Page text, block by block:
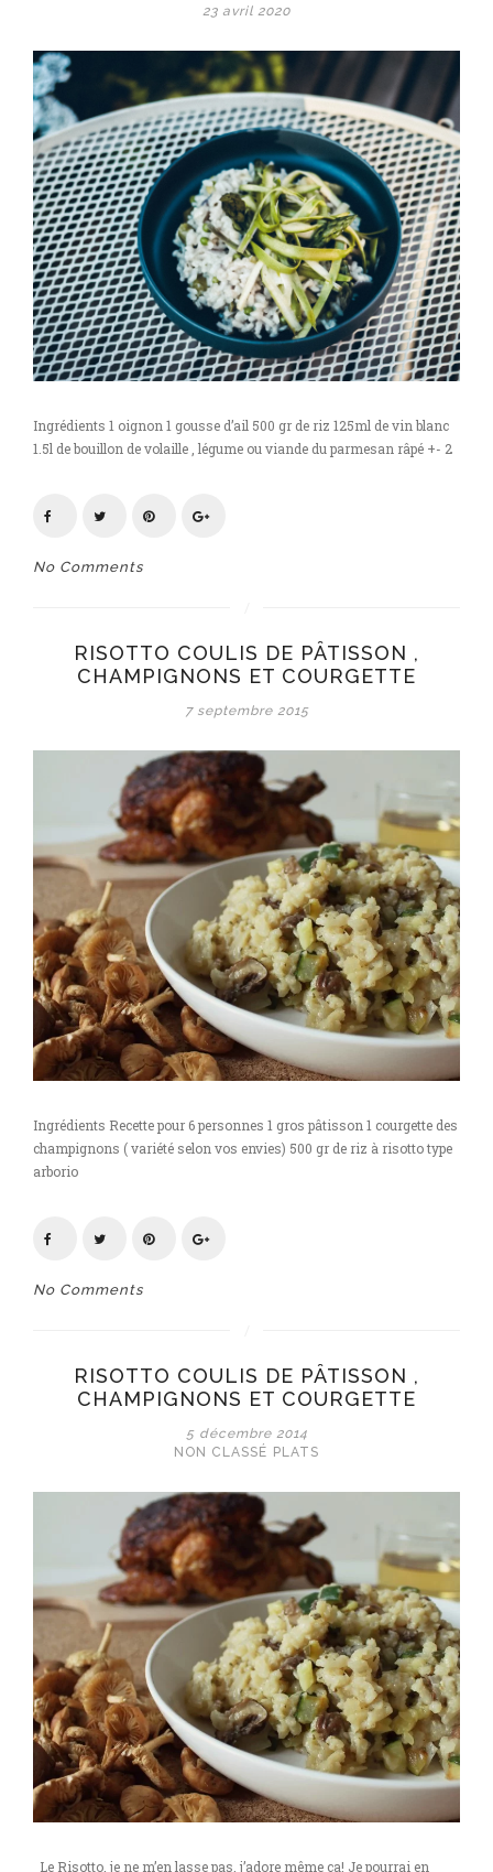
23 avril 2020
Ingrédients 1 oignon 1 gousse d’ail 500 gr de riz 125ml de vin blanc
1.5l de bouillon de volaille , légume ou viande du parmesan râpé +- 2
No Comments
RISOTTO COULIS DE PÂTISSON ,
CHAMPIGNONS ET COURGETTE
7 septembre 2015
Ingrédients Recette pour 6 personnes 1 gros pâtisson 1 courgette des
champignons ( variété selon vos envies) 500 gr de riz à risotto type
arborio
No Comments
RISOTTO COULIS DE PÂTISSON ,
CHAMPIGNONS ET COURGETTE
5 décembre 2014
NON CLASSÉ PLATS
Le Risotto, je ne m’en lasse pas, j’adore même ça! Je pourrai en